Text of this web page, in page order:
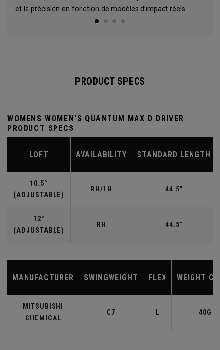
et la précision en fonction de modèles d’impact réels.
PRODUCT SPECS
WOMENS WOMEN'S QUANTUM MAX D DRIVER
PRODUCT SPECS
LOFT AVAILABILITY STANDARD LENGTH
10.5°
(ADJUSTABLE)
RH/LH 44.5"
12°
(ADJUSTABLE)
RH 44.5"
MANUFACTURER SWINGWEIGHT FLEX WEIGHT
MITSUBISHI
CHEMICAL
C7 L 40G